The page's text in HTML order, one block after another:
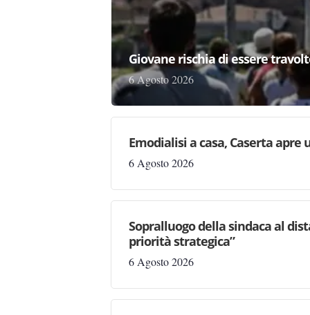
Giovane rischia di essere
6 Agosto 2026
Emodialisi a casa, Caserta apre
6 Agosto 2026
Sopralluogo della sindaca al
priorità strategica”
6 Agosto 2026